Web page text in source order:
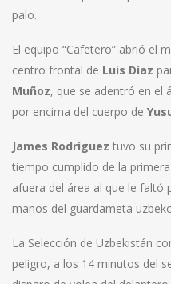
palo.
El equipo “Cafetero” abrió el
centro frontal de Luis Díaz
Muñoz, que se adentró en el
por encima del cuerpo de
James Rodríguez tuvo su
tiempo cumplido de la
afuera del área al que le faltó
manos del guardameta
La Selección de Uzbekistán
peligro, a los 14 minutos del